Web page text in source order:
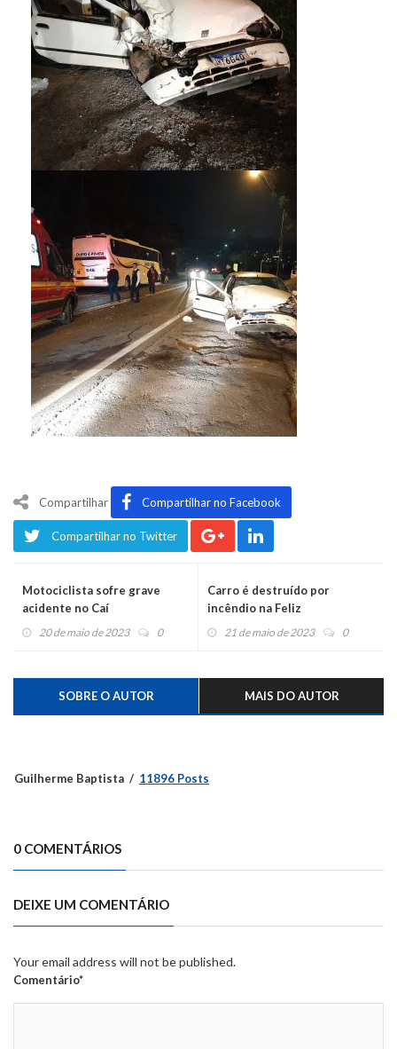
Compartilhar Compartilhar no Facebook
Compartilhar no Twitter
Motociclista sofre grave
acidente no Caí
20 de maio de 2023 0
Carro é destruído por
incêndio na Feliz
21 de maio de 2023 0
SOBRE O AUTOR MAIS DO AUTOR
Guilherme Baptista 11896 Posts
0 COMENTÁRIOS
DEIXE UM COMENTÁRIO
Your email address will not be published.
Comentário*